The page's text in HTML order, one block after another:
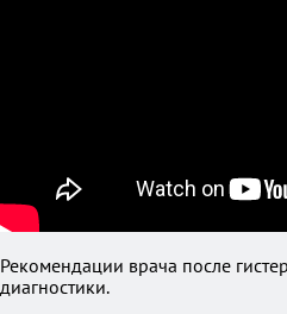
Рекомендации врача после
диагностики.